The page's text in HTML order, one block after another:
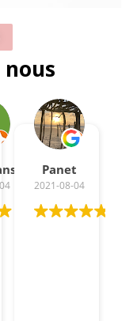
Panet
2021-08-04